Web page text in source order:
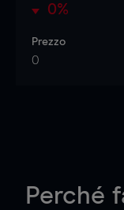
0%
Prezzo
0
Perché